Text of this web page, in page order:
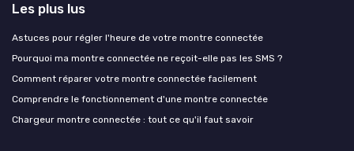
Les plus lus
Astuces pour régler l'heure de votre montre connectée
Pourquoi ma montre connectée ne reçoit-elle pas les SMS ?
Comment réparer votre montre connectée facilement
Comprendre le fonctionnement d'une montre connectée
Chargeur montre connectée : tout ce qu'il faut savoir